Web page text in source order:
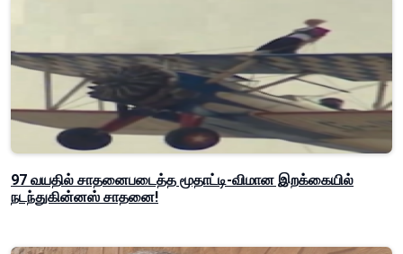
97 வயதில் சாதனைபடைத்த மூதாட்டி-விமான இறக்கையில்
நடந்துகின்னஸ் சாதனை!